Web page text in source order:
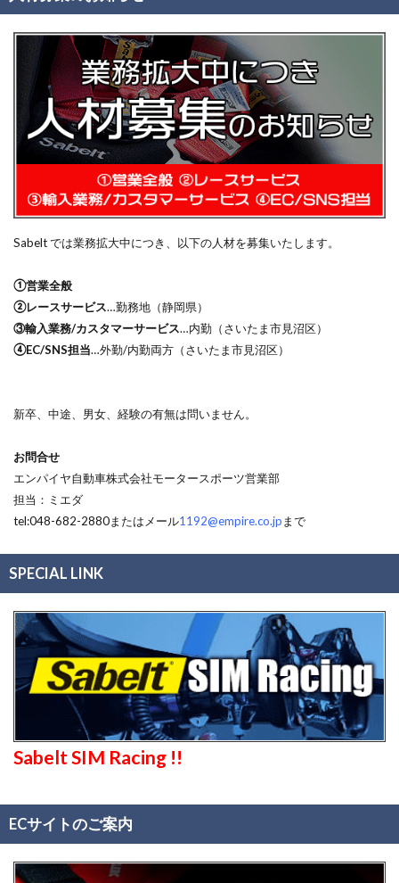
Sabelt では業務拡大中につき、以下の人材を募集いたします。
①営業全般
②レースサービス…勤務地（静岡県）
③輸入業務/カスタマーサービス…内勤（さいたま市見沼区）
④EC/SNS担当…外勤/内勤両方（さいたま市見沼区）
新卒、中途、男女、経験の有無は問いません。
お問合せ
エンパイヤ自動車株式会社モータースポーツ営業部
担当：ミエダ
tel:048-682-2880またはメール1192@empire.co.jpまで
SPECIAL LINK
Sabelt SIM Racing !!
ECサイトのご案内